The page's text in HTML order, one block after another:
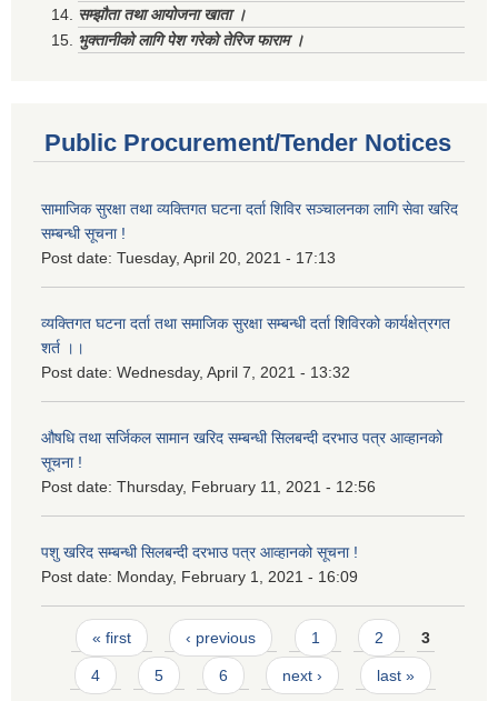
सम्झौता तथा आयोजना खाता ।
भुक्तानीको लागि पेश गरेको तेरिज फाराम ।
Public Procurement/Tender Notices
सामाजिक सुरक्षा तथा व्यक्तिगत घटना दर्ता शिविर सञ्चालनका लागि सेवा खरिद
सम्बन्धी सूचना !
Post date: Tuesday, April 20, 2021 - 17:13
व्यक्तिगत घटना दर्ता तथा समाजिक सुरक्षा सम्बन्धी दर्ता शिविरको कार्यक्षेत्रगत
शर्त ।।
Post date: Wednesday, April 7, 2021 - 13:32
औषधि तथा सर्जिकल सामान खरिद सम्बन्धी सिलबन्दी दरभाउ पत्र आव्हानको
सूचना !
Post date: Thursday, February 11, 2021 - 12:56
पशु खरिद सम्बन्धी सिलबन्दी दरभाउ पत्र आव्हानको सूचना !
Post date: Monday, February 1, 2021 - 16:09
Pages
« first ‹ previous 1 2 3
4 5 6 next › last »